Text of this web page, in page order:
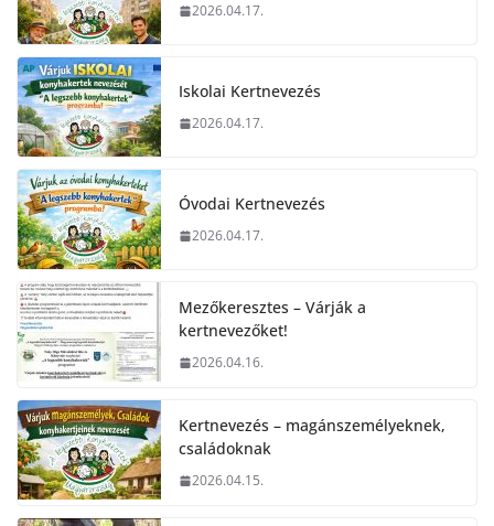
2026.04.17.
Iskolai Kertnevezés
2026.04.17.
Óvodai Kertnevezés
2026.04.17.
Mezőkeresztes – Várják a
kertnevezőket!
2026.04.16.
Kertnevezés – magánszemélyeknek,
családoknak
2026.04.15.